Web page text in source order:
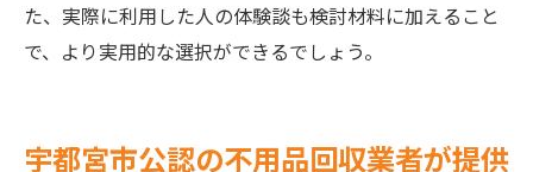
た、実際に利用した人の体験談も検討材料に加えること
で、より実用的な選択ができるでしょう。
宇都宮市公認の不用品回収業者が提供